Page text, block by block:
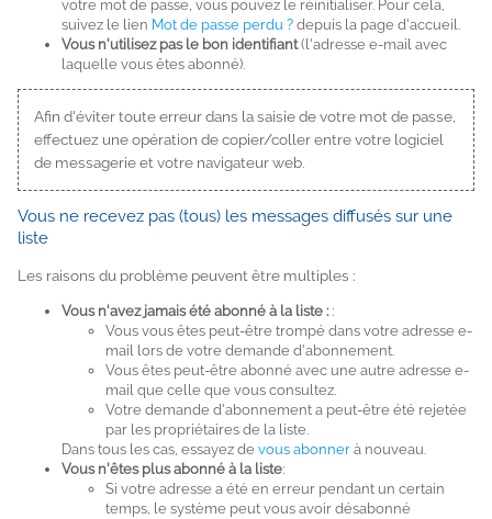
votre mot de passe, vous pouvez le réinitialiser. Pour cela,
suivez le lien Mot de passe perdu ? depuis la page d'accueil.
Vous n'utilisez pas le bon identifiant(l'adresse e-mail avec
laquelle vous êtes abonné).
Afin d'éviter toute erreur dans la saisie de votre mot de passe,
effectuez une opération de copier/coller entre votre logiciel
de messagerie et votre navigateur web.
Vous ne recevez pas (tous) les messages diffusés sur une
liste
Les raisons du problème peuvent être multiples :
Vous n'avez jamais été abonné à la liste : :
Vous vous êtes peut-être trompé dans votre adresse e-
mail lors de votre demande d'abonnement.
Vous êtes peut-être abonné avec une autre adresse e-
mail que celle que vous consultez.
Votre demande d'abonnement a peut-être été rejetée
par les propriétaires de la liste.
Dans tous les cas, essayez de vous abonner à nouveau.
Vous n'êtes plus abonné à la liste:
Si votre adresse a été en erreur pendant un certain
temps, le système peut vous avoir désabonné